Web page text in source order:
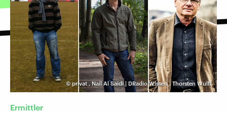
©privat,Nail Al Saidi | DRadio Wissen,Thorsten Wulff
Ermittler